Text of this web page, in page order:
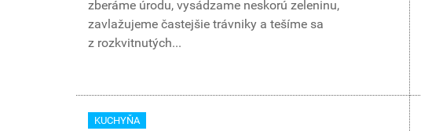
zberáme úrodu, vysádzame neskorú zeleninu,
zavlažujeme častejšie trávniky a tešíme sa
z rozkvitnutých...
KUCHYŇA